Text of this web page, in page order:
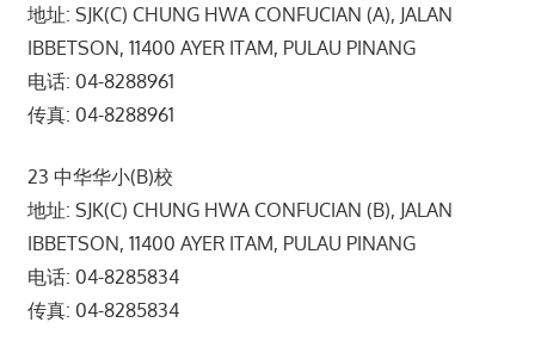
地址: SJK(C) CHUNG HWA CONFUCIAN (A), JALAN
IBBETSON, 11400 AYER ITAM, PULAU PINANG
电话: 04-8288961
传真: 04-8288961
23 中华华小(B)校
地址: SJK(C) CHUNG HWA CONFUCIAN (B), JALAN
IBBETSON, 11400 AYER ITAM, PULAU PINANG
电话: 04-8285834
传真: 04-8285834